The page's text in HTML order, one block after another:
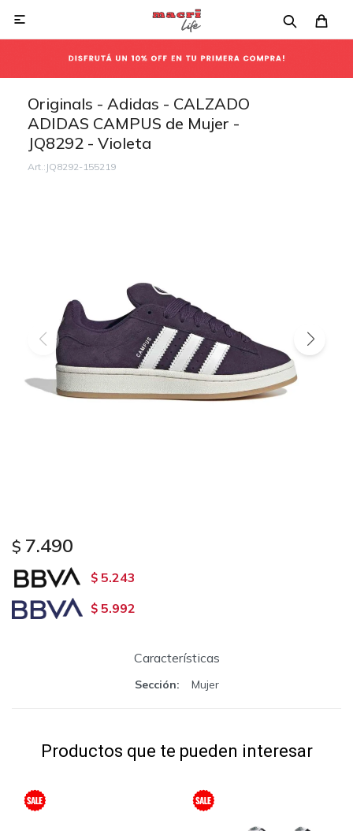

Originals - Adidas - CALZADO
ADIDAS CAMPUS de Mujer -
JQ8292 - Violeta
JQ8292-155219
$ 7.490
$ 5.243
$ 5.992
Características
Sección Mujer
Productos que te pueden interesar